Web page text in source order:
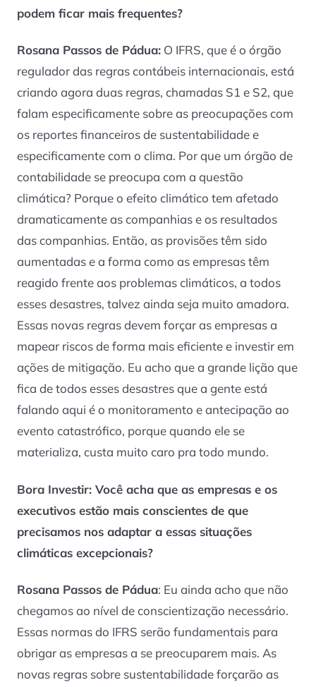
podem ficar mais frequentes?
Rosana Passos de Pádua: O IFRS, que é o órgão
regulador das regras contábeis internacionais, está
criando agora duas regras, chamadas S1 e S2, que
falam especificamente sobre as preocupações com
os reportes financeiros de sustentabilidade e
especificamente com o clima. Por que um órgão de
contabilidade se preocupa com a questão
climática? Porque o efeito climático tem afetado
dramaticamente as companhias e os resultados
das companhias. Então, as provisões têm sido
aumentadas e a forma como as empresas têm
reagido frente aos problemas climáticos, a todos
esses desastres, talvez ainda seja muito amadora.
Essas novas regras devem forçar as empresas a
mapear riscos de forma mais eficiente e investir em
ações de mitigação. Eu acho que a grande lição que
fica de todos esses desastres que a gente está
falando aqui é o monitoramento e antecipação ao
evento catastrófico, porque quando ele se
materializa, custa muito caro pra todo mundo.
Bora Investir: Você acha que as empresas e os
executivos estão mais conscientes de que
precisamos nos adaptar a essas situações
climáticas excepcionais?
Rosana Passos de Pádua: Eu ainda acho que não
chegamos ao nível de conscientização necessário.
Essas normas do IFRS serão fundamentais para
obrigar as empresas a se preocuparem mais. As
novas regras sobre sustentabilidade forçarão as